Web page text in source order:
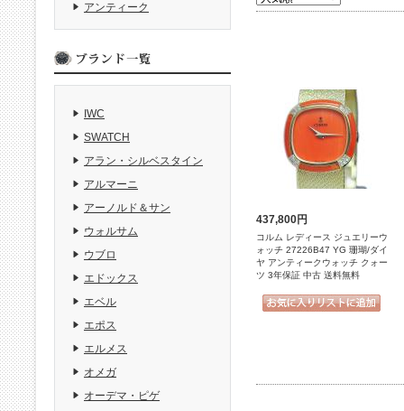
437,800円
コルム レディース ジュエリーウ
ォッチ 27226B47 YG 珊瑚/ダイ
ヤ アンティークウォッチ クォー
ツ 3年保証 中古 送料無料
アンティーク
IWC
SWATCH
アラン・シルベスタイン
アルマーニ
アーノルド＆サン
ウォルサム
ウブロ
エドックス
エベル
エポス
エルメス
オメガ
オーデマ・ピゲ